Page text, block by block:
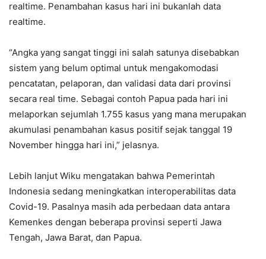
realtime. Penambahan kasus hari ini bukanlah data
realtime.
“Angka yang sangat tinggi ini salah satunya disebabkan
sistem yang belum optimal untuk mengakomodasi
pencatatan, pelaporan, dan validasi data dari provinsi
secara real time. Sebagai contoh Papua pada hari ini
melaporkan sejumlah 1.755 kasus yang mana merupakan
akumulasi penambahan kasus positif sejak tanggal 19
November hingga hari ini,” jelasnya.
Lebih lanjut Wiku mengatakan bahwa Pemerintah
Indonesia sedang meningkatkan interoperabilitas data
Covid-19. Pasalnya masih ada perbedaan data antara
Kemenkes dengan beberapa provinsi seperti Jawa
Tengah, Jawa Barat, dan Papua.